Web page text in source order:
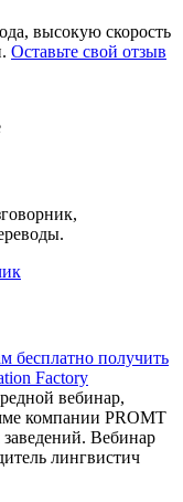
высокую скорость
Оставьте свой отзыв
бесплатно получить
Factory
вебинар,
компании PROMT
Вебинар
лингвистич